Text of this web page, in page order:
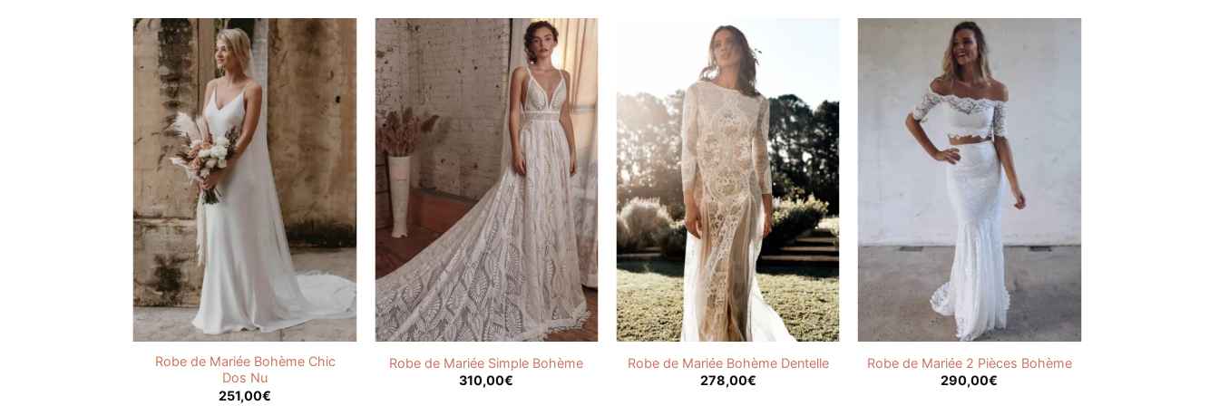
Robe de Mariée Bohème Chic
Dos Nu
251,00€
Robe de Mariée Simple Bohème
310,00€
Robe de Mariée Bohème Dentelle
278,00€
Robe de Mariée 2 Pièces Bohème
290,00€